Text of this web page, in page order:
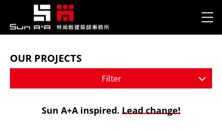
OUR PROJECTS
Filter
Sun A+A inspired. Lead change!